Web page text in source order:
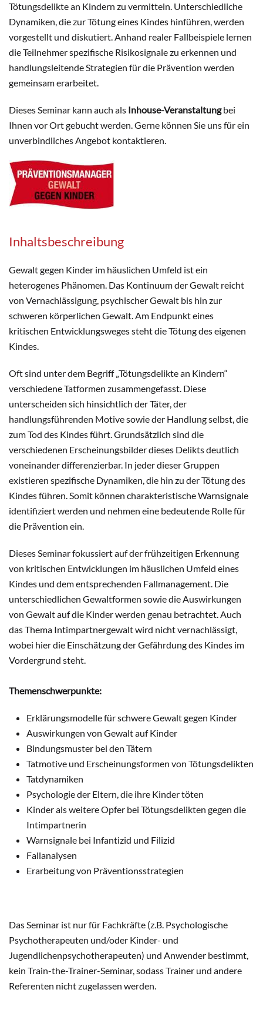
Tötungsdelikte an Kindern zu vermitteln. Unterschiedliche
Dynamiken, die zur Tötung eines Kindes hinführen, werden
vorgestellt und diskutiert. Anhand realer Fallbeispiele lernen
die Teilnehmer spezifische Risikosignale zu erkennen und
handlungsleitende Strategien für die Prävention werden
gemeinsam erarbeitet.
Dieses Seminar kann auch als Inhouse-Veranstaltungbei
Ihnen vor Ort gebucht werden. Gerne können Sie uns für ein
unverbindliches Angebot kontaktieren.
Inhaltsbeschreibung
Gewalt gegen Kinder im häuslichen Umfeld ist ein
heterogenes Phänomen. Das Kontinuum der Gewalt reicht
von Vernachlässigung, psychischer Gewalt bis hin zur
schweren körperlichen Gewalt. Am Endpunkt eines
kritischen Entwicklungsweges steht die Tötung des eigenen
Kindes.
Oft sind unter dem Begriff „Tötungsdelikte an Kindern“
verschiedene Tatformen zusammengefasst. Diese
unterscheiden sich hinsichtlich der Täter, der
handlungsführenden Motive sowie der Handlung selbst, die
zum Tod des Kindes führt. Grundsätzlich sind die
verschiedenen Erscheinungsbilder dieses Delikts deutlich
voneinander differenzierbar. In jeder dieser Gruppen
existieren spezifische Dynamiken, die hin zu der Tötung des
Kindes führen. Somit können charakteristische Warnsignale
identifiziert werden und nehmen eine bedeutende Rolle für
die Prävention ein.
Dieses Seminar fokussiert auf der frühzeitigen Erkennung
von kritischen Entwicklungen im häuslichen Umfeld eines
Kindes und dem entsprechenden Fallmanagement. Die
unterschiedlichen Gewaltformen sowie die Auswirkungen
von Gewalt auf die Kinder werden genau betrachtet. Auch
das Thema Intimpartnergewalt wird nicht vernachlässigt,
wobei hier die Einschätzung der Gefährdung des Kindes im
Vordergrund steht.
Themenschwerpunkte:
Erklärungsmodelle für schwere Gewalt gegen Kinder
Auswirkungen von Gewalt auf Kinder
Bindungsmuster bei den Tätern
Tatmotive und Erscheinungsformen von Tötungsdelikten
Tatdynamiken
Psychologie der Eltern, die ihre Kinder töten
Kinder als weitere Opfer bei Tötungsdelikten gegen die
Intimpartnerin
Warnsignale bei Infantizid und Filizid
Fallanalysen
Erarbeitung von Präventionsstrategien
Das Seminar ist nur für Fachkräfte (z.B. Psychologische
Psychotherapeuten und/oder Kinder- und
Jugendlichenpsychotherapeuten) und Anwender bestimmt,
kein Train-the-Trainer-Seminar, sodass Trainer und andere
Referenten nicht zugelassen werden.